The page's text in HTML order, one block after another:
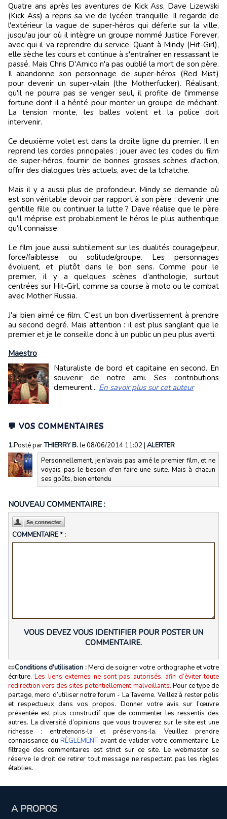
Quatre ans après les aventures de Kick Ass, Dave Lizewski
(Kick Ass) a repris sa vie de lycéen tranquille. Il regarde de
l'extérieur la vague de super-héros qui déferle sur la ville,
jusqu'au jour où il intègre un groupe nommé Justice Forever,
avec qui il va reprendre du service. Quant à Mindy (Hit-Girl),
elle sèche les cours et continue à s'entraîner en ressassant le
passé. Mais Chris D'Amico n'a pas oublié la mort de son père.
Il abandonne son personnage de super-héros (Red Mist)
pour devenir un super-vilain (the Motherfucker). Réalisant,
qu'il ne pourra pas se venger seul, il profite de l'immense
fortune dont il a hérité pour monter un groupe de méchant.
La tension monte, les balles volent et la police doit
intervenir.
Ce deuxième volet est dans la droite ligne du premier. Il en
reprend les cordes principales : jouer avec les codes du film
de super-héros, fournir de bonnes grosses scènes d'action,
offrir des dialogues très actuels, avec de la tchatche.
Mais il y a aussi plus de profondeur. Mindy se demande où
est son véritable devoir par rapport à son père : devenir une
gentille fille ou continuer la lutte ? Dave réalise que le père
qu'il méprise est probablement le héros le plus authentique
qu'il connaisse.
Le film joue aussi subtilement sur les dualités courage/peur,
force/faiblesse ou solitude/groupe. Les personnages
évoluent, et plutôt dans le bon sens. Comme pour le
premier, il y a quelques scènes d’anthologie, surtout
centrées sur Hit-Girl, comme sa course à moto ou le combat
avec Mother Russia.
J'ai bien aimé ce film. C'est un bon divertissement à prendre
au second degré. Mais attention : il est plus sanglant que le
premier et je le conseille donc à un public un peu plus averti.
Maestro
Naturaliste de bord et capitaine en second. En
souvenir de notre ami. Ses contributions
demeurent... En savoir plus sur cet auteur
💬 VOS COMMENTAIRES
1.Posté parTHIERRY B.le 08/06/2014 11:02| ALERTER
Personnellement, je n'avais pas aimé le premier film, et ne
voyais pas le besoin d'en faire une suite. Mais à chacun
ses goûts, bien entendu
NOUVEAU COMMENTAIRE :
COMMENTAIRE * :
VOUS DEVEZ VOUS IDENTIFIER POUR POSTER UN
COMMENTAIRE.
📜Conditions d'utilisation :Merci de soigner votre orthographe et votre
écriture.Les liens externes ne sont pas autorisés, afin d’éviter toute
redirection vers des sites potentiellement malveillants. Pour ce type de
partage, merci d’utiliser notre forum - La Taverne. Veillez à rester polis
et respectueux dans vos propos. Donner votre avis sur l’œuvre
présentée est plus constructif que de commenter les ressentis des
autres. La diversité d’opinions que vous trouverez sur le site est une
richesse : entretenons‑la et préservons‑la. Veuillez prendre
connaissance du RÈGLEMENTavant de valider votre commentaire. Le
filtrage des commentaires est strict sur ce site. Le webmaster se
réserve le droit de retirer tout message ne respectant pas les règles
établies.
A PROPOS